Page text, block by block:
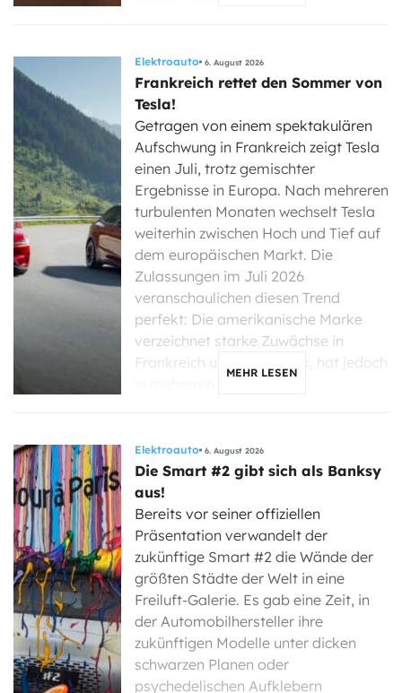
Elektroauto 6. August 2026
Frankreich rettet den Sommer von
Tesla!
Getragen von einem spektakulären
Aufschwung in Frankreich zeigt Tesla
einen Juli, trotz gemischter
Ergebnisse in Europa. Nach mehreren
turbulenten Monaten wechselt Tesla
weiterhin zwischen Hoch und Tief auf
dem europäischen Markt. Die
Zulassungen im Juli 2026
veranschaulichen diesen Trend
perfekt: Die amerikanische Marke
verzeichnet starke Zuwächse in
Frankreich und Dänemark, hat jedoch
MEHR LESEN
Elektroauto 6. August 2026
Die Smart #2 gibt sich als Banksy
aus!
Bereits vor seiner offiziellen
Präsentation verwandelt der
zukünftige Smart #2 die Wände der
größten Städte der Welt in eine
Freiluft-Galerie. Es gab eine Zeit, in
der Automobilhersteller ihre
zukünftigen Modelle unter dicken
schwarzen Planen oder
psychedelischen Aufklebern